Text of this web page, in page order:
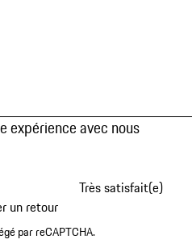
expérience avec nous
Très satisfait(e)
un retour
par reCAPTCHA.